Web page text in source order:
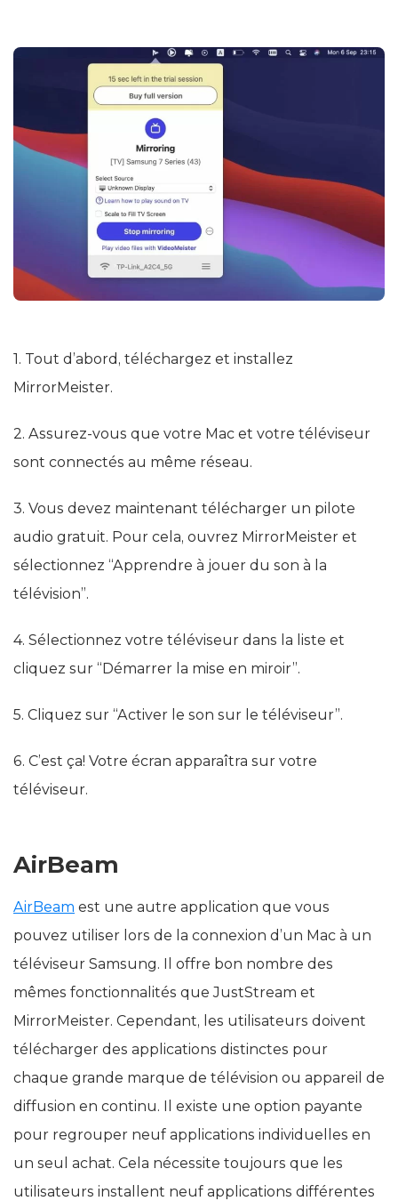
1. Tout d’abord, téléchargez et installez
MirrorMeister.
2. Assurez-vous que votre Mac et votre téléviseur
sont connectés au même réseau.
3. Vous devez maintenant télécharger un pilote
audio gratuit. Pour cela, ouvrez MirrorMeister et
sélectionnez “Apprendre à jouer du son à la
télévision”.
4. Sélectionnez votre téléviseur dans la liste et
cliquez sur “Démarrer la mise en miroir”.
5. Cliquez sur “Activer le son sur le téléviseur”.
6. C’est ça! Votre écran apparaîtra sur votre
téléviseur.
AirBeam
AirBeam est une autre application que vous
pouvez utiliser lors de la connexion d’un Mac à un
téléviseur Samsung. Il offre bon nombre des
mêmes fonctionnalités que JustStream et
MirrorMeister. Cependant, les utilisateurs doivent
télécharger des applications distinctes pour
chaque grande marque de télévision ou appareil de
diffusion en continu. Il existe une option payante
pour regrouper neuf applications individuelles en
un seul achat. Cela nécessite toujours que les
utilisateurs installent neuf applications différentes